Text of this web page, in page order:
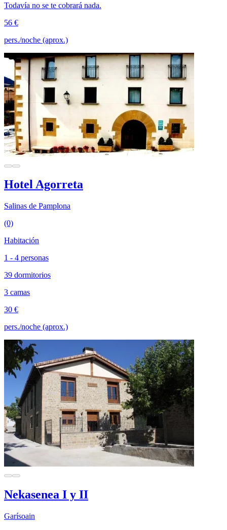
Todavía no se te cobrará nada.
56 €
pers./noche (aprox.)
Hotel Agorreta
Salinas de Pamplona
(0)
Habitación
1 - 4 personas
39 dormitorios
3 camas
30 €
pers./noche (aprox.)
Nekasenea I y II
Garísoain